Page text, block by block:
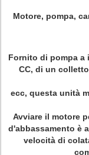
Motore, pompa,
Fornito di pompa a
CC, di un
ecc, questa unità
Avviare il motore
d'abbassamento è
velocità di